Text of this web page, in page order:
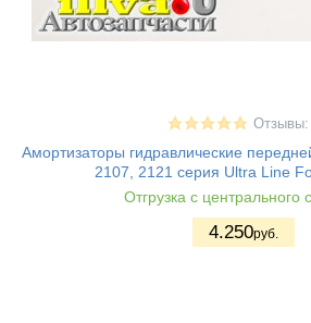
Отзывы:
Амортизаторы гидравлические
2107, 2121 серия Ultra Line
Отгрузка с центрального
4.250руб.